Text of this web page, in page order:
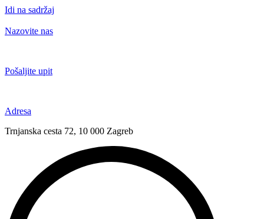
Idi na sadržaj
Nazovite nas
Pošaljite upit
Adresa
Trnjanska cesta 72, 10 000 Zagreb